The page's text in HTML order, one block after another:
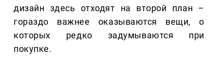
дизайн здесь отходят на второй план –
гораздо важнее оказываются вещи, о
которых редко задумываются при
покупке.